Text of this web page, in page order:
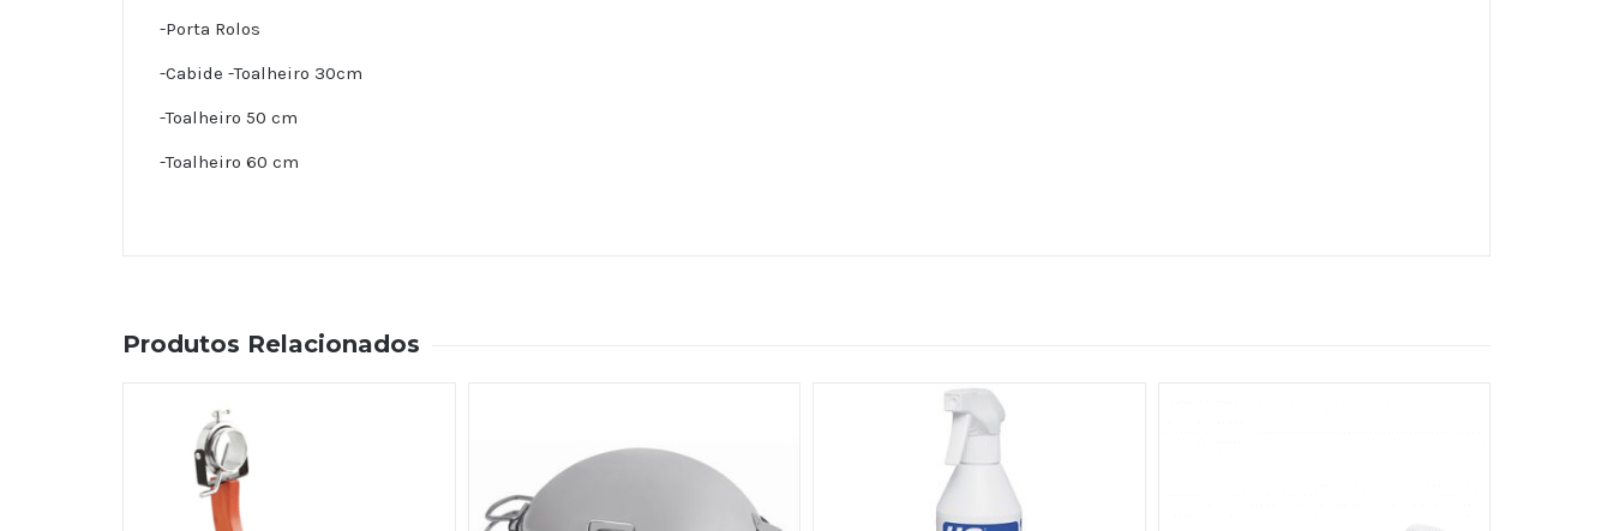
-Porta Rolos
-Cabide -Toalheiro 30cm
-Toalheiro 50 cm
-Toalheiro 60 cm
Produtos Relacionados